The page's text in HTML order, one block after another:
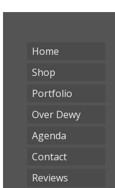
Home
Shop
Portfolio
Over Dewy
Agenda
Contact
Reviews